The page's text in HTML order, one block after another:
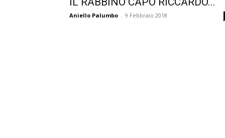
Aniello Palumbo - 9 Febbraio 2018